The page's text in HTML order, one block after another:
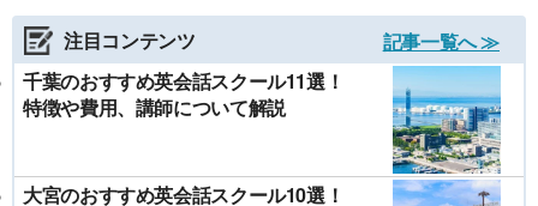
注目コンテンツ
記事一覧へ ≫
千葉のおすすめ英会話スクール11選！
特徴や費用、講師について解説
大宮のおすすめ英会話スクール10選！